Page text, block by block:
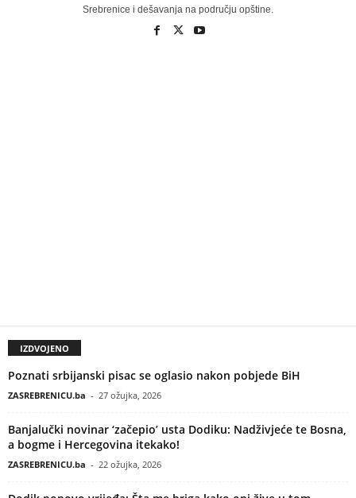
Srebrenice i dešavanja na području opštine.
IZDVOJENO
Poznati srbijanski pisac se oglasio nakon pobjede BiH
ZASREBRENICU.ba - 27 ožujka, 2026
Banjalučki novinar ‘začepio’ usta Dodiku: Nadživjeće te Bosna,
a bogme i Hercegovina itekako!
ZASREBRENICU.ba - 22 ožujka, 2026